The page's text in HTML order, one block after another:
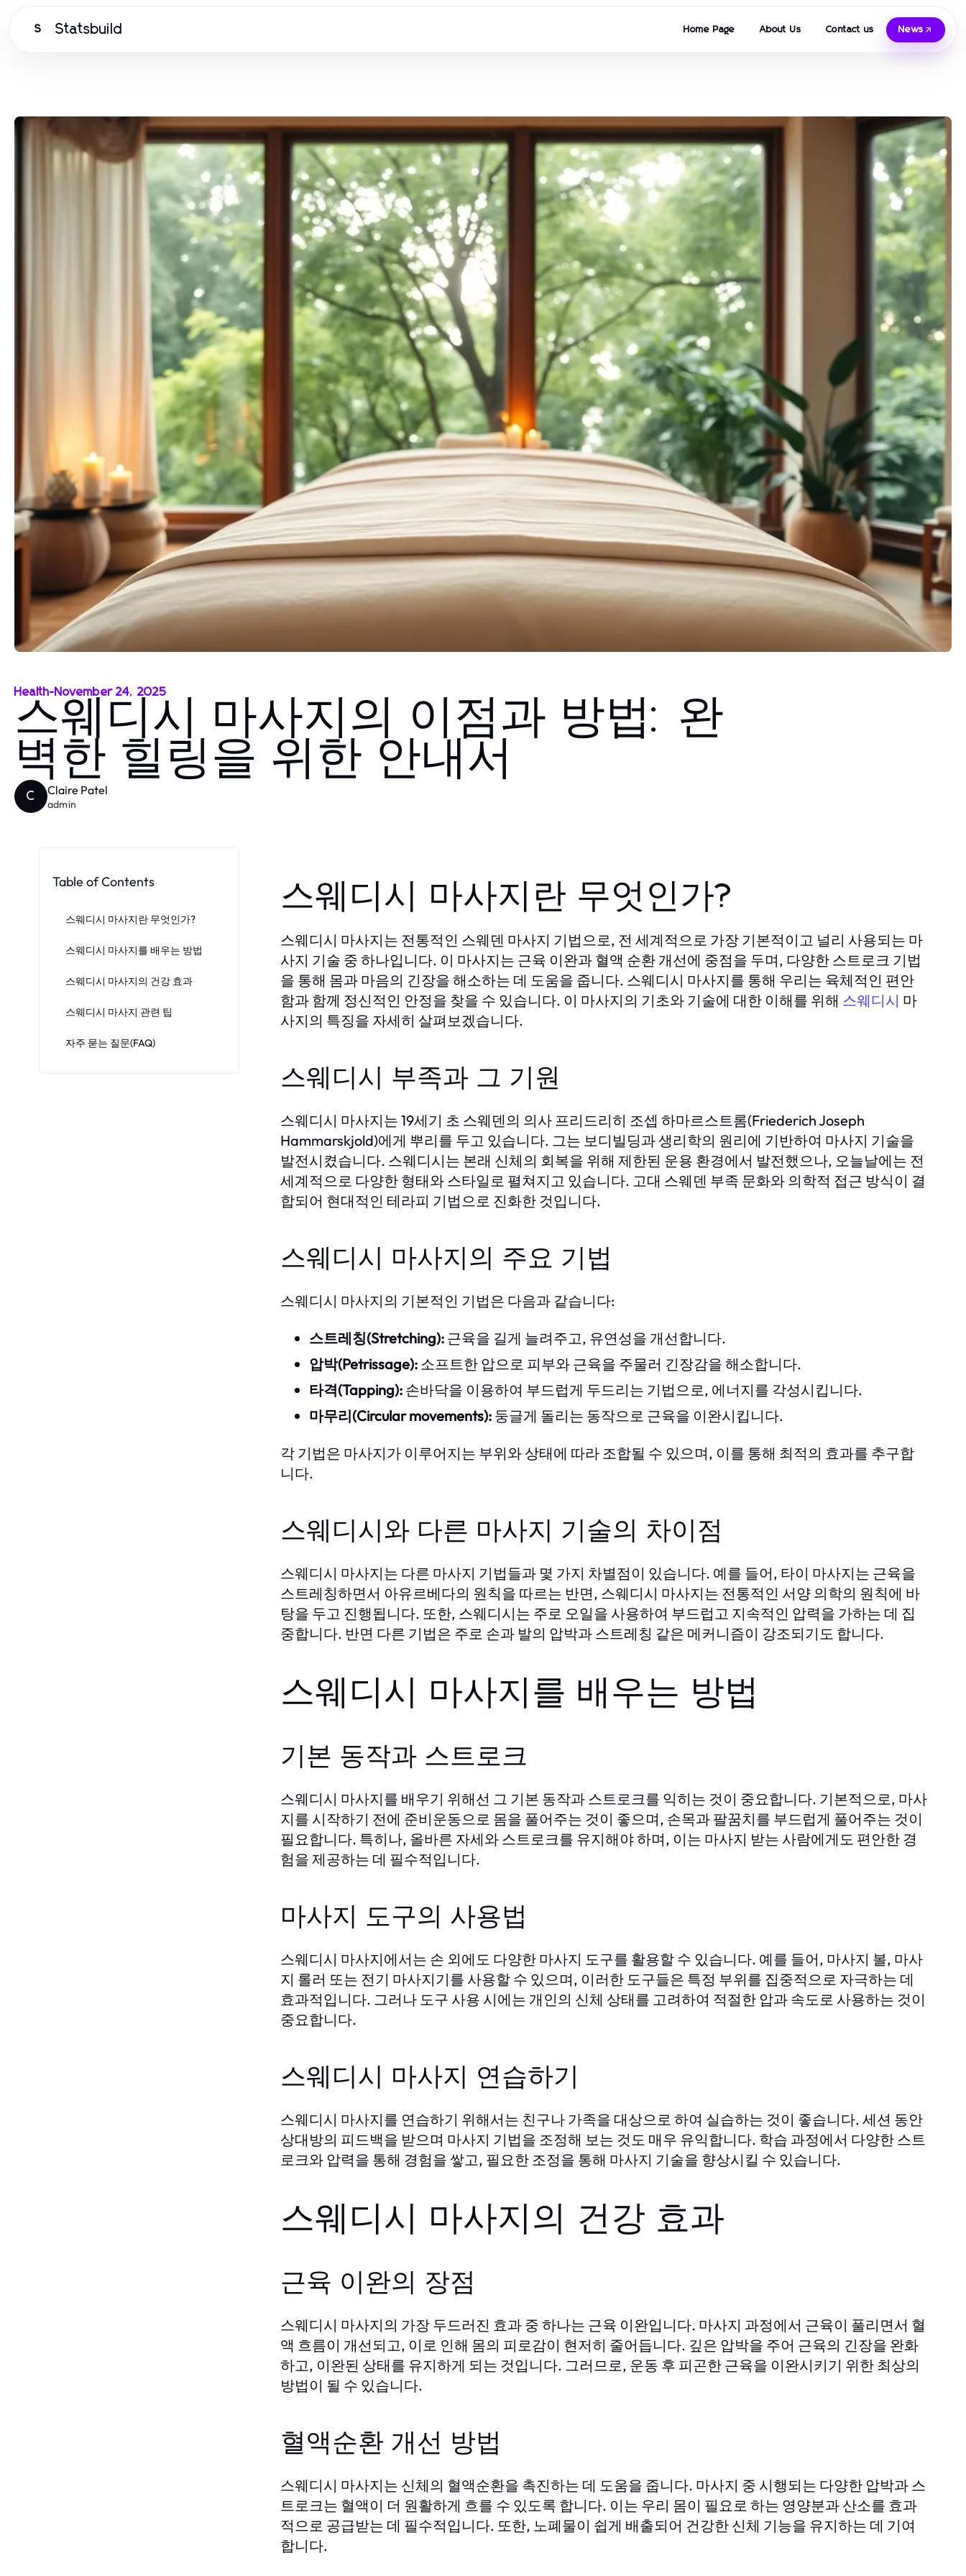
S Statsbuild Home Page About Us Contact us News
Health-November 24, 2025
스웨디시 마사지의 이점과 방법: 완
벽한 힐링을 위한 안내서
C Claire Patel
admin
Table of Contents
스웨디시 마사지란 무엇인가?
스웨디시 마사지를 배우는 방법
스웨디시 마사지의 건강 효과
스웨디시 마사지 관련 팁
자주 묻는 질문(FAQ)
스웨디시 마사지란 무엇인가?
스웨디시 마사지는 전통적인 스웨덴 마사지 기법으로, 전 세계적으로 가장 기본적이고 널리 사용되는 마
사지 기술 중 하나입니다. 이 마사지는 근육 이완과 혈액 순환 개선에 중점을 두며, 다양한 스트로크 기법
을 통해 몸과 마음의 긴장을 해소하는 데 도움을 줍니다. 스웨디시 마사지를 통해 우리는 육체적인 편안
함과 함께 정신적인 안정을 찾을 수 있습니다. 이 마사지의 기초와 기술에 대한 이해를 위해 스웨디시 마
사지의 특징을 자세히 살펴보겠습니다.
스웨디시 부족과 그 기원
스웨디시 마사지는 19세기 초 스웨덴의 의사 프리드리히 조셉 하마르스트롬(Friederich Joseph
Hammarskjold)에게 뿌리를 두고 있습니다. 그는 보디빌딩과 생리학의 원리에 기반하여 마사지 기술을
발전시켰습니다. 스웨디시는 본래 신체의 회복을 위해 제한된 운용 환경에서 발전했으나, 오늘날에는 전
세계적으로 다양한 형태와 스타일로 펼쳐지고 있습니다. 고대 스웨덴 부족 문화와 의학적 접근 방식이 결
합되어 현대적인 테라피 기법으로 진화한 것입니다.
스웨디시 마사지의 주요 기법
스웨디시 마사지의 기본적인 기법은 다음과 같습니다:
스트레칭(Stretching): 근육을 길게 늘려주고, 유연성을 개선합니다.
압박(Petrissage): 소프트한 압으로 피부와 근육을 주물러 긴장감을 해소합니다.
타격(Tapping): 손바닥을 이용하여 부드럽게 두드리는 기법으로, 에너지를 각성시킵니다.
마무리(Circular movements): 둥글게 돌리는 동작으로 근육을 이완시킵니다.
각 기법은 마사지가 이루어지는 부위와 상태에 따라 조합될 수 있으며, 이를 통해 최적의 효과를 추구합
니다.
스웨디시와 다른 마사지 기술의 차이점
스웨디시 마사지는 다른 마사지 기법들과 몇 가지 차별점이 있습니다. 예를 들어, 타이 마사지는 근육을
스트레칭하면서 아유르베다의 원칙을 따르는 반면, 스웨디시 마사지는 전통적인 서양 의학의 원칙에 바
탕을 두고 진행됩니다. 또한, 스웨디시는 주로 오일을 사용하여 부드럽고 지속적인 압력을 가하는 데 집
중합니다. 반면 다른 기법은 주로 손과 발의 압박과 스트레칭 같은 메커니즘이 강조되기도 합니다.
스웨디시 마사지를 배우는 방법
기본 동작과 스트로크
스웨디시 마사지를 배우기 위해선 그 기본 동작과 스트로크를 익히는 것이 중요합니다. 기본적으로, 마사
지를 시작하기 전에 준비운동으로 몸을 풀어주는 것이 좋으며, 손목과 팔꿈치를 부드럽게 풀어주는 것이
필요합니다. 특히나, 올바른 자세와 스트로크를 유지해야 하며, 이는 마사지 받는 사람에게도 편안한 경
험을 제공하는 데 필수적입니다.
마사지 도구의 사용법
스웨디시 마사지에서는 손 외에도 다양한 마사지 도구를 활용할 수 있습니다. 예를 들어, 마사지 볼, 마사
지 롤러 또는 전기 마사지기를 사용할 수 있으며, 이러한 도구들은 특정 부위를 집중적으로 자극하는 데
효과적입니다. 그러나 도구 사용 시에는 개인의 신체 상태를 고려하여 적절한 압과 속도로 사용하는 것이
중요합니다.
스웨디시 마사지 연습하기
스웨디시 마사지를 연습하기 위해서는 친구나 가족을 대상으로 하여 실습하는 것이 좋습니다. 세션 동안
상대방의 피드백을 받으며 마사지 기법을 조정해 보는 것도 매우 유익합니다. 학습 과정에서 다양한 스트
로크와 압력을 통해 경험을 쌓고, 필요한 조정을 통해 마사지 기술을 향상시킬 수 있습니다.
스웨디시 마사지의 건강 효과
근육 이완의 장점
스웨디시 마사지의 가장 두드러진 효과 중 하나는 근육 이완입니다. 마사지 과정에서 근육이 풀리면서 혈
액 흐름이 개선되고, 이로 인해 몸의 피로감이 현저히 줄어듭니다. 깊은 압박을 주어 근육의 긴장을 완화
하고, 이완된 상태를 유지하게 되는 것입니다. 그러므로, 운동 후 피곤한 근육을 이완시키기 위한 최상의
방법이 될 수 있습니다.
혈액순환 개선 방법
스웨디시 마사지는 신체의 혈액순환을 촉진하는 데 도움을 줍니다. 마사지 중 시행되는 다양한 압박과 스
트로크는 혈액이 더 원활하게 흐를 수 있도록 합니다. 이는 우리 몸이 필요로 하는 영양분과 산소를 효과
적으로 공급받는 데 필수적입니다. 또한, 노폐물이 쉽게 배출되어 건강한 신체 기능을 유지하는 데 기여
합니다.